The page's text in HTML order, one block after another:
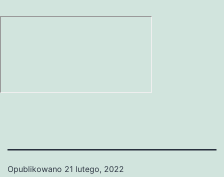
Opublikowano 21 lutego, 2022